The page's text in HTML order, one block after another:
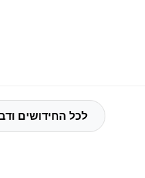
לכל החידושים